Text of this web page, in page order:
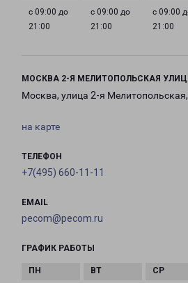
с 09:00 до
21:00
с 09:00 до
21:00
с 09:00
21:00
МОСКВА 2-Я МЕЛИТОПОЛЬСКАЯ
Москва, улица 2-я Мелитопольская,
на карте
ТЕЛЕФОН
+7(495) 660-11-11
EMAIL
pecom@pecom.ru
ГРАФИК РАБОТЫ